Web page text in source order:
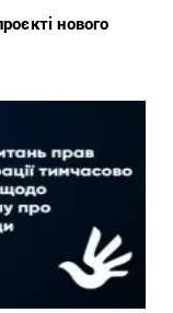
нового